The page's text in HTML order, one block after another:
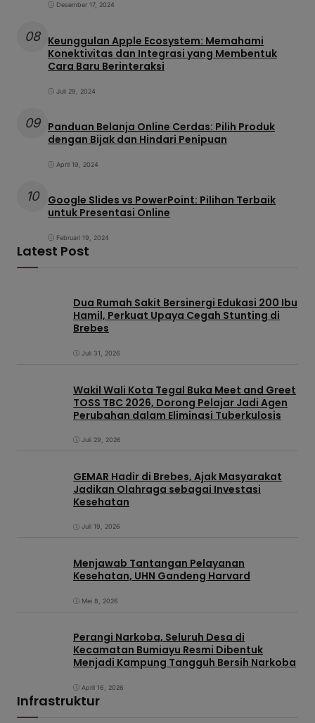
Desember 17, 2024
08 Keunggulan Apple Ecosystem: Memahami
Konektivitas dan Integrasi yang Membentuk
Cara Baru Berinteraksi
Juli 29, 2024
09 Panduan Belanja Online Cerdas: Pilih Produk
dengan Bijak dan Hindari Penipuan
April 19, 2024
10
Google Slides vs PowerPoint: Pilihan Terbaik
untuk Presentasi Online
Februari 19, 2024
Latest Post
Dua Rumah Sakit Bersinergi Edukasi 200 Ibu
Hamil, Perkuat Upaya Cegah Stunting di
Brebes
Juli 31, 2026
Wakil Wali Kota Tegal Buka Meet and Greet
TOSS TBC 2026, Dorong Pelajar Jadi Agen
Perubahan dalam Eliminasi Tuberkulosis
Juli 29, 2026
GEMAR Hadir di Brebes, Ajak Masyarakat
Jadikan Olahraga sebagai Investasi
Kesehatan
Juli 19, 2026
Menjawab Tantangan Pelayanan
Kesehatan, UHN Gandeng Harvard
Mei 8, 2026
Perangi Narkoba, Seluruh Desa di
Kecamatan Bumiayu Resmi Dibentuk
Menjadi Kampung Tangguh Bersih Narkoba
April 16, 2026
Infrastruktur